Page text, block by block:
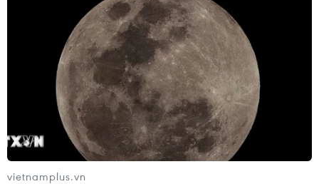
vietnamplus.vn